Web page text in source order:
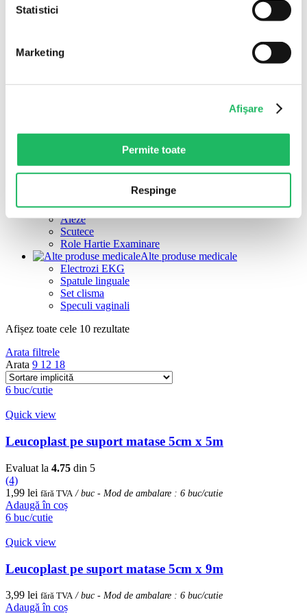
Statistici
Marketing
Afişare
Permite toate
Respinge
Tifon, comprese din
tifon și fesi gipsate
Comprese sterile din tifon
de examinare
Manusi examinare
Manusi chirurgicale
Leucoplast / Benzi adezive
role hartie examinare
Aleze
Scutece
Role Hartie Examinare
Alte produse medicale
Electrozi EKG
Spatule linguale
Set clisma
Speculi vaginali
Afișez toate cele 10 rezultate
Arata filtrele
Arata 9 12 18
6 buc/cutie
Quick view
Leucoplast pe suport matase 5cm x 5m
Evaluat la 4.75 din 5
(4)
1,99 lei fără TVA / buc - Mod de ambalare : 6 buc/cutie
Adaugă în coș
6 buc/cutie
Quick view
Leucoplast pe suport matase 5cm x 9m
3,99 lei fără TVA/ buc - Mod de ambalare : 6 buc/cutie
Adaugă în coș